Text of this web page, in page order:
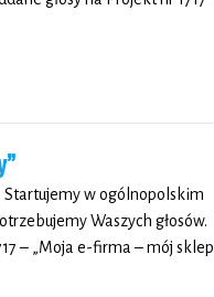
Startujemy w ogólnopolskim
Waszych głosów.
– „Moja e-firma – mój sklep